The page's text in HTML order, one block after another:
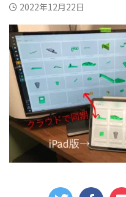
2022年12月22日